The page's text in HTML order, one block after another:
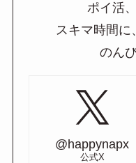
ポイ活
スキマ時間に
のん
@happynapx
公式X